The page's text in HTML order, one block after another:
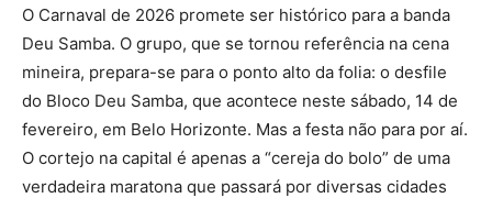
O Carnaval de 2026 promete ser histórico para a banda
Deu Samba. O grupo, que se tornou referência na cena
mineira, prepara-se para o ponto alto da folia: o desfile
do Bloco Deu Samba, que acontece neste sábado, 14 de
fevereiro, em Belo Horizonte. Mas a festa não para por aí.
O cortejo na capital é apenas a “cereja do bolo” de uma
verdadeira maratona que passará por diversas cidades